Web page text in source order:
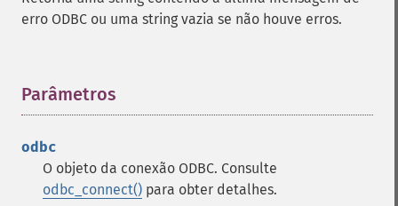
erro ODBC ou uma string vazia se não houve erros.
Parâmetros
odbc
O objeto da conexão ODBC. Consulte
odbc_connect() para obter detalhes.